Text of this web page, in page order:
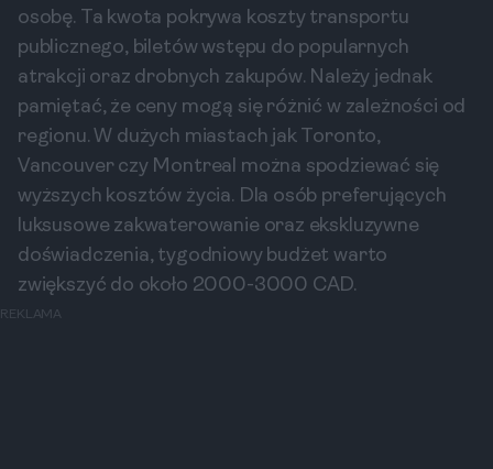
osobę. Ta kwota pokrywa koszty transportu
publicznego, biletów wstępu do popularnych
atrakcji oraz drobnych zakupów. Należy jednak
pamiętać, że ceny mogą się różnić w zależności od
regionu. W dużych miastach jak Toronto,
Vancouver czy Montreal można spodziewać się
wyższych kosztów życia. Dla osób preferujących
luksusowe zakwaterowanie oraz ekskluzywne
doświadczenia, tygodniowy budżet warto
zwiększyć do około 2000-3000 CAD.
REKLAMA